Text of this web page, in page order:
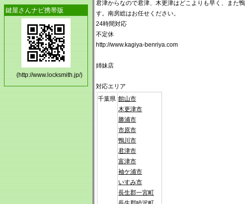
鍵屋さんナビ携帯版
(http://www.locksmith.jp/)
君津からなので君津、木更津はどこよりも早く、また
す。南房総はお任せください。
24時間対応
不定休
http://www.kagiya-benriya.com
姉妹店
対応エリア
千葉県 館山市
木更津市
勝浦市
市原市
鴨川市
君津市
富津市
袖ケ浦市
いすみ市
長生郡一宮町